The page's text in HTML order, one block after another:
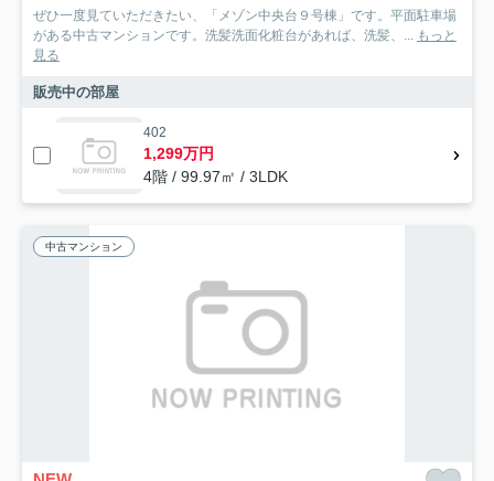
ぜひ一度見ていただきたい、「メゾン中央台９号棟」です。平面駐車場
がある中古マンションです。洗髪洗面化粧台があれば、洗髪、... もっと
見る
販売中の部屋
402
1,299万円
4階 / 99.97㎡ / 3LDK
中古マンション